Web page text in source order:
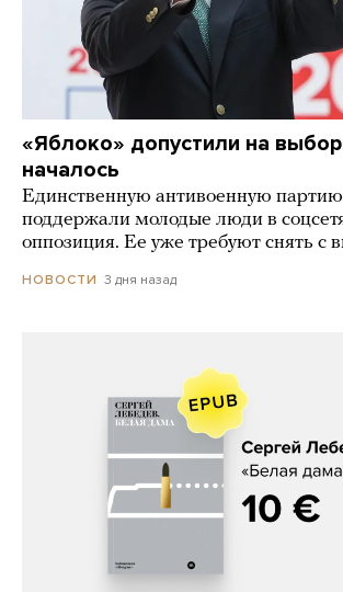
«Яблоко» допустили на
началось
Единственную антивоенную
поддержали молодые люди в
оппозиция. Ее уже требуют снять с
НОВОСТИ 3 дня назад
Сергей Лебедев,